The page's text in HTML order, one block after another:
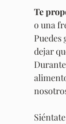
Te
o una
dejar